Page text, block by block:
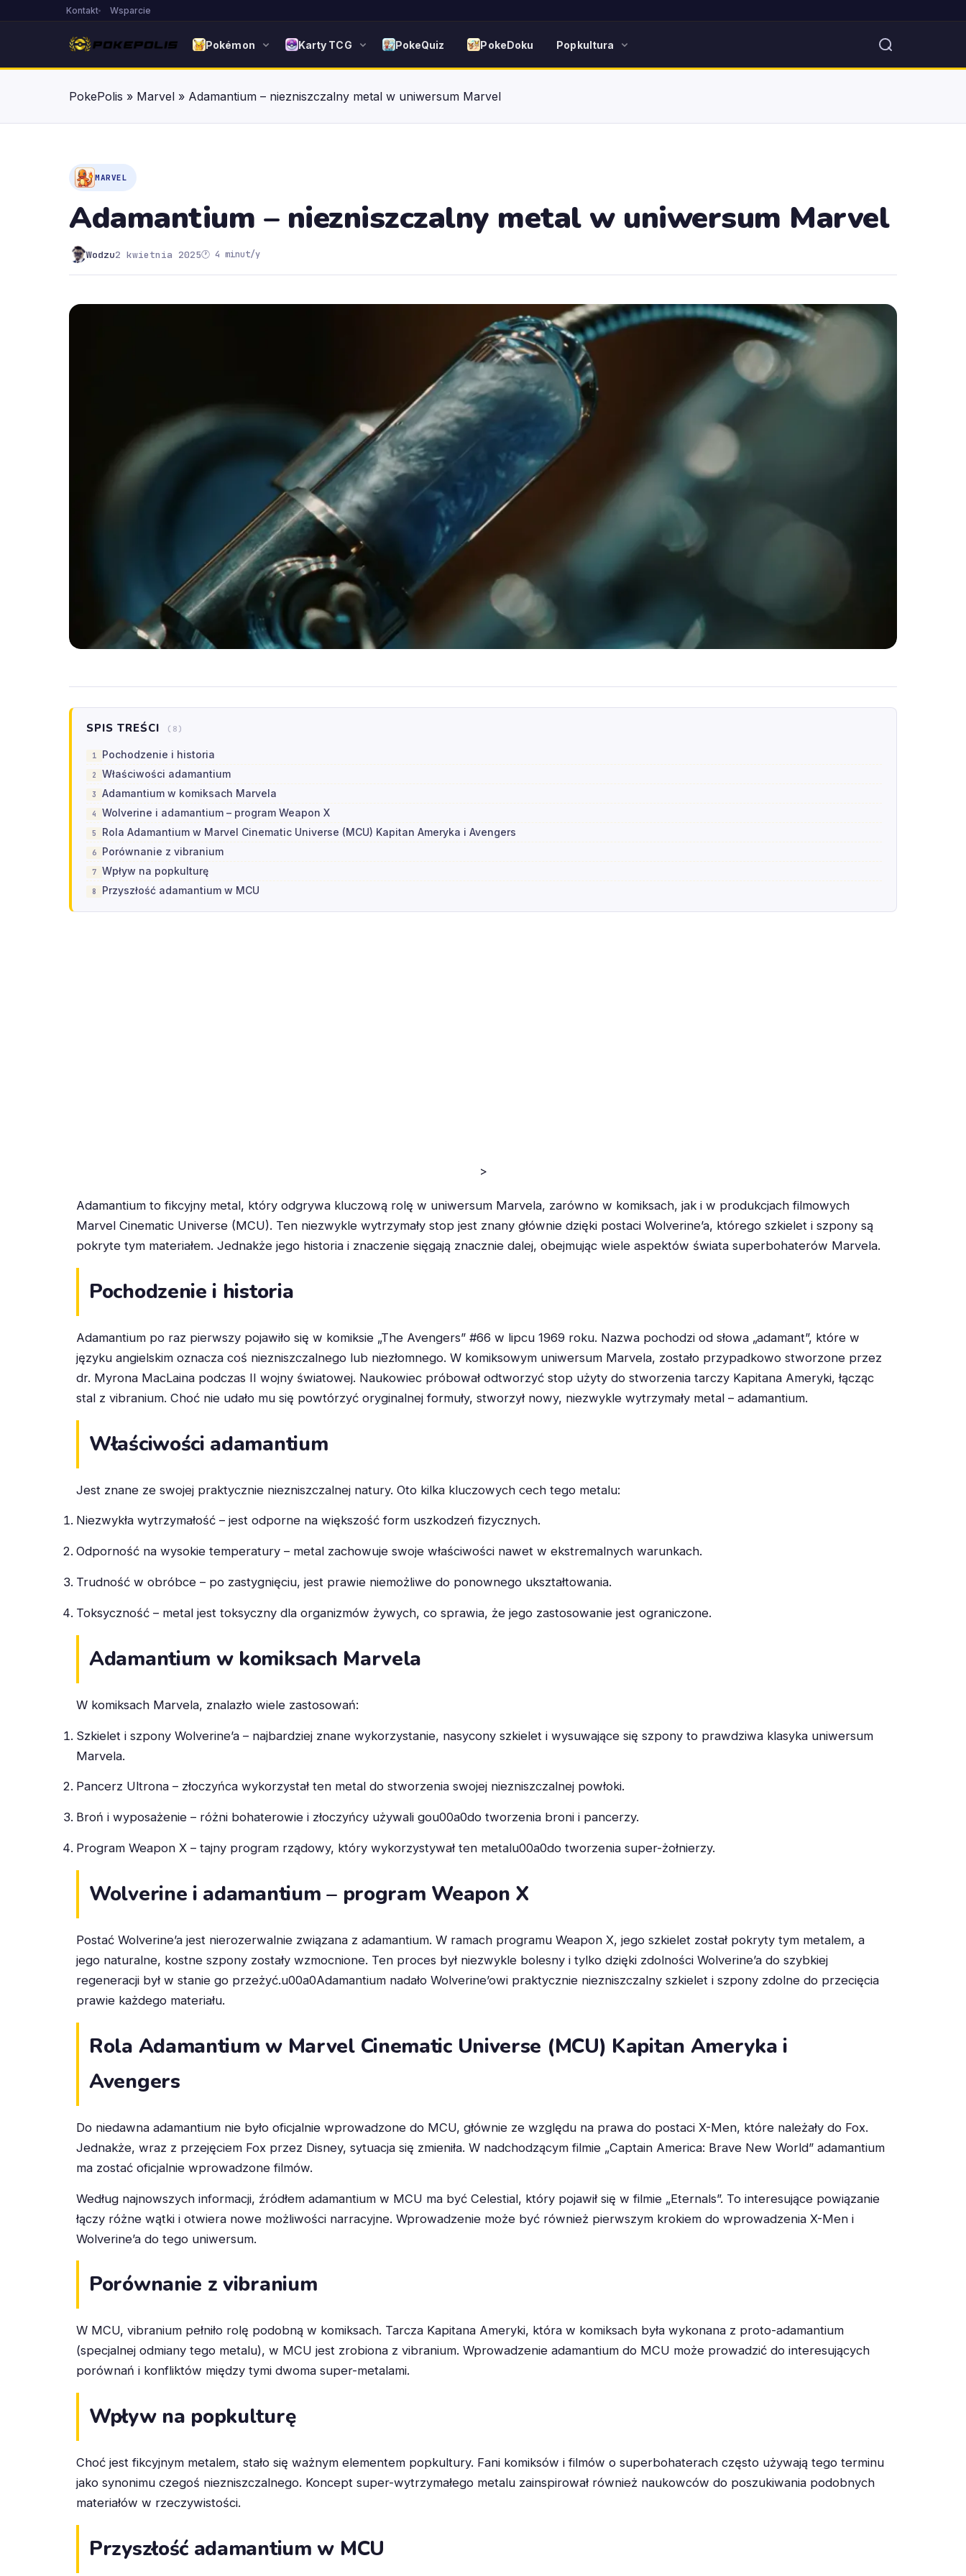
Kontakt Wsparcie
Pokémon Karty TCG PokeQuiz PokeDoku Popkultura
PokePolis » Marvel » Adamantium – niezniszczalny metal w uniwersum Marvel
MARVEL
Adamantium – niezniszczalny metal w uniwersum Marvel
Wodzu2 kwietnia 2025🕐 4 minut/y
SPIS TREŚCI (8)
Pochodzenie i historia
Właściwości adamantium
Adamantium w komiksach Marvela
Wolverine i adamantium – program Weapon X
Rola Adamantium w Marvel Cinematic Universe (MCU) Kapitan Ameryka i Avengers
Porównanie z vibranium
Wpływ na popkulturę
Przyszłość adamantium w MCU
>
Adamantium to fikcyjny metal, który odgrywa kluczową rolę w uniwersum Marvela, zarówno w komiksach, jak i w produkcjach filmowych
Marvel Cinematic Universe (MCU). Ten niezwykle wytrzymały stop jest znany głównie dzięki postaci Wolverine’a, którego szkielet i szpony są
pokryte tym materiałem. Jednakże jego historia i znaczenie sięgają znacznie dalej, obejmując wiele aspektów świata superbohaterów Marvela.
Pochodzenie i historia
Adamantium po raz pierwszy pojawiło się w komiksie „The Avengers” #66 w lipcu 1969 roku. Nazwa pochodzi od słowa „adamant”, które w
języku angielskim oznacza coś niezniszczalnego lub niezłomnego. W komiksowym uniwersum Marvela, zostało przypadkowo stworzone przez
dr. Myrona MacLaina podczas II wojny światowej. Naukowiec próbował odtworzyć stop użyty do stworzenia tarczy Kapitana Ameryki, łącząc
stal z vibranium. Choć nie udało mu się powtórzyć oryginalnej formuły, stworzył nowy, niezwykle wytrzymały metal – adamantium.
Właściwości adamantium
Jest znane ze swojej praktycznie niezniszczalnej natury. Oto kilka kluczowych cech tego metalu:
Niezwykła wytrzymałość – jest odporne na większość form uszkodzeń fizycznych.
Odporność na wysokie temperatury – metal zachowuje swoje właściwości nawet w ekstremalnych warunkach.
Trudność w obróbce – po zastygnięciu, jest prawie niemożliwe do ponownego ukształtowania.
Toksyczność – metal jest toksyczny dla organizmów żywych, co sprawia, że jego zastosowanie jest ograniczone.
Adamantium w komiksach Marvela
W komiksach Marvela, znalazło wiele zastosowań:
Szkielet i szpony Wolverine’a – najbardziej znane wykorzystanie, nasycony szkielet i wysuwające się szpony to prawdziwa klasyka uniwersum
Marvela.
Pancerz Ultrona – złoczyńca wykorzystał ten metal do stworzenia swojej niezniszczalnej powłoki.
Broń i wyposażenie – różni bohaterowie i złoczyńcy używali gou00a0do tworzenia broni i pancerzy.
Program Weapon X – tajny program rządowy, który wykorzystywał ten metalu00a0do tworzenia super-żołnierzy.
Wolverine i adamantium – program Weapon X
Postać Wolverine’a jest nierozerwalnie związana z adamantium. W ramach programu Weapon X, jego szkielet został pokryty tym metalem, a
jego naturalne, kostne szpony zostały wzmocnione. Ten proces był niezwykle bolesny i tylko dzięki zdolności Wolverine’a do szybkiej
regeneracji był w stanie go przeżyć.u00a0Adamantium nadało Wolverine’owi praktycznie niezniszczalny szkielet i szpony zdolne do przecięcia
prawie każdego materiału.
Rola Adamantium w Marvel Cinematic Universe (MCU) Kapitan Ameryka i
Avengers
Do niedawna adamantium nie było oficjalnie wprowadzone do MCU, głównie ze względu na prawa do postaci X-Men, które należały do Fox.
Jednakże, wraz z przejęciem Fox przez Disney, sytuacja się zmieniła. W nadchodzącym filmie „Captain America: Brave New World” adamantium
ma zostać oficjalnie wprowadzone filmów.
Według najnowszych informacji, źródłem adamantium w MCU ma być Celestial, który pojawił się w filmie „Eternals”. To interesujące powiązanie
łączy różne wątki i otwiera nowe możliwości narracyjne. Wprowadzenie może być również pierwszym krokiem do wprowadzenia X-Men i
Wolverine’a do tego uniwersum.
Porównanie z vibranium
W MCU, vibranium pełniło rolę podobną w komiksach. Tarcza Kapitana Ameryki, która w komiksach była wykonana z proto-adamantium
(specjalnej odmiany tego metalu), w MCU jest zrobiona z vibranium. Wprowadzenie adamantium do MCU może prowadzić do interesujących
porównań i konfliktów między tymi dwoma super-metalami.
Wpływ na popkulturę
Choć jest fikcyjnym metalem, stało się ważnym elementem popkultury. Fani komiksów i filmów o superbohaterach często używają tego terminu
jako synonimu czegoś niezniszczalnego. Koncept super-wytrzymałego metalu zainspirował również naukowców do poszukiwania podobnych
materiałów w rzeczywistości.
Przyszłość adamantium w MCU